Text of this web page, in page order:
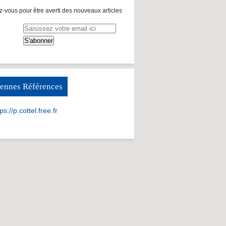
vous pour être averti des nouveaux articles
Références
p.cottel.free.fr